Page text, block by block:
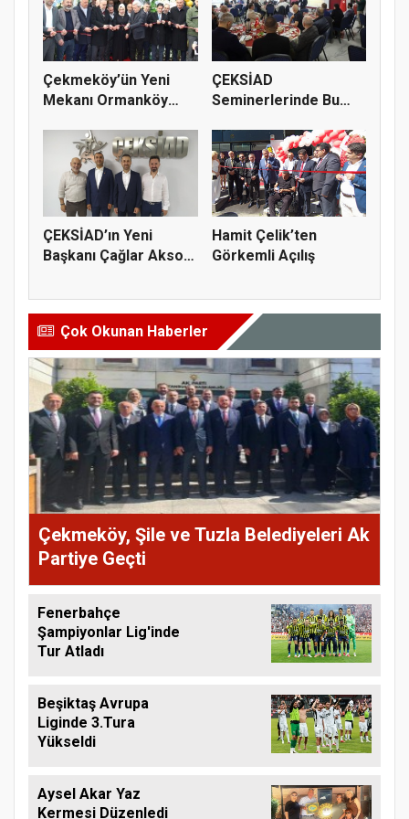
Çekmeköy’ün Yeni
Mekanı Ormanköy
ÇEKSİAD
Seminerlerinde Bu
Sekmen...
ÇEKSİAD’ın Yeni
Başkanı Çağlar Aksoy
Hamit Çelik’ten
Görkemli Açılış
Çok Okunan Haberler
Çekmeköy, Şile ve Tuzla Belediyeleri Ak
Partiye Geçti
Fenerbahçe
Şampiyonlar Lig'inde
Tur Atladı
Beşiktaş Avrupa
Liginde 3.Tura
Yükseldi
Aysel Akar Yaz
Kermesi Düzenledi